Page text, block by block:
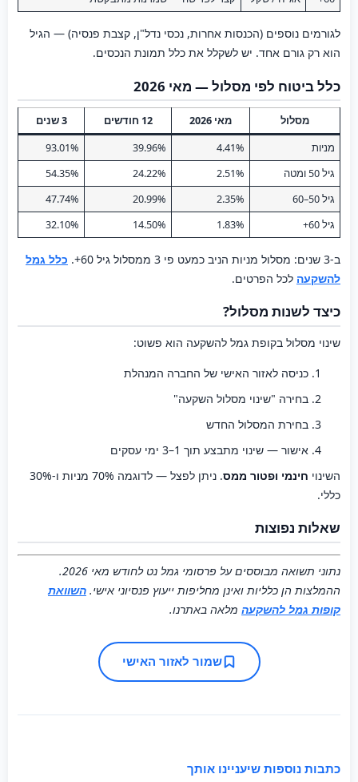
לגורמים נוספים (הכנסות אחרות, נכסי נדל"ן, קצבת פנסיה) — הגיל
הוא רק גורם אחד. יש לשקלל את כלל תמונת הנכסים.
כלל ביטוח לפי מסלול — מאי 2026
מסלול מאי 2026 12 חודשים
3 שנים
מניות
4.41%
39.96%
93.01%
גיל 50 ומטה
2.51%
24.22%
54.35%
גיל 50–60
2.35%
20.99%
47.74%
גיל 60+
1.83%
14.50%
32.10%
ב-3 שנים: מסלול מניות הניב כמעט פי 3 ממסלול גיל 60+.
כלל גמל
להשקעה לכל הפרטים.
כיצד לשנות מסלול?
שינוי מסלול בקופת גמל להשקעה הוא פשוט:
כניסה לאזור האישי של החברה המנהלת
בחירה "שינוי מסלול השקעה"
בחירת המסלול החדש
אישור — שינוי מתבצע תוך 1–3 ימי עסקים
השינוי חינמי ופטור ממס
. ניתן לפצל — לדוגמה 70% מניות ו-30%
כללי.
שאלות נפוצות
נתוני תשואה מבוססים על פרסומי גמל נט לחודש מאי 2026.
ההמלצות הן כלליות ואינן מחליפות ייעוץ פנסיוני אישי. השוואת
קופות גמל להשקעה מלאה באתרנו.
שמור לאזור האישי
כתבות נוספות שיעניינו אותך